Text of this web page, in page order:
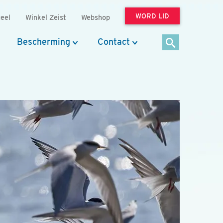
Winkel Zeist Webshop WORD LID
Bescherming Contact